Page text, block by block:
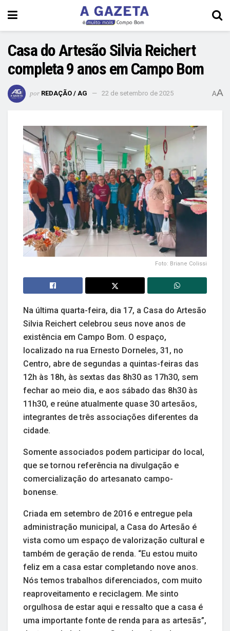
Casa do Artesão Silvia Reichert
completa 9 anos em Campo Bom
por REDAÇÃO / AG 22 de setembro de 2025 AA
Foto: Briane Colissi
Na última quarta-feira, dia 17, a Casa do Artesão
Silvia Reichert celebrou seus nove anos de
existência em Campo Bom. O espaço,
localizado na rua Ernesto Dorneles, 31, no
Centro, abre de segundas a quintas-feiras das
12h às 18h, às sextas das 8h30 as 17h30, sem
fechar ao meio dia, e aos sábado das 8h30 às
11h30, e reúne atualmente quase 30 artesãos,
integrantes de três associações diferentes da
cidade.
Somente associados podem participar do local,
que se tornou referência na divulgação e
comercialização do artesanato campo-
bonense.
Criada em setembro de 2016 e entregue pela
administração municipal, a Casa do Artesão é
vista como um espaço de valorização cultural e
também de geração de renda. “Eu estou muito
feliz em a casa estar completando nove anos.
Nós temos trabalhos diferenciados, com muito
reaproveitamento e reciclagem. Me sinto
orgulhosa de estar aqui e ressalto que a casa é
uma importante fonte de renda para as artesãs”,